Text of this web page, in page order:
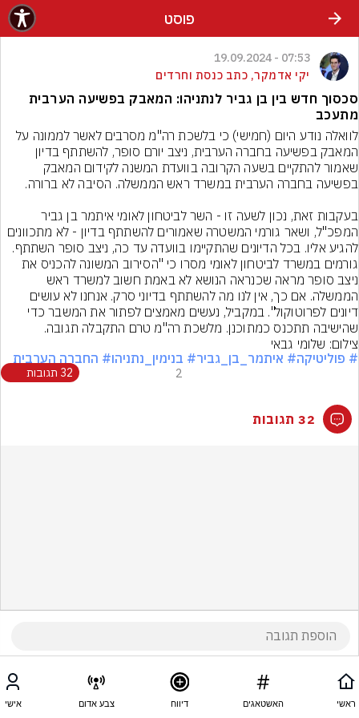
פוסט
07:53 - 19.09.2024
יקי אדמקר, כתב כנסת וחרדים
סכסוך חדש בין בן גביר לנתניהו: המאבק בפשיעה הערבית
מתעכב
בעקבות זאת, נכון לשעה זו - השר לביטחון לאומי איתמר בן גביר
להגיע אליו. בכל הדיונים שהתקיימו בוועדה עד כה, ניצב סופר השתתף.
גורמים במשרד לביטחון לאומי מסרו כי "הסירוב המשונה להכניס את
שהישיבה תתכנס כמתוכנן. מלשכת רה"מ טרם התקבלה תגובה.
צילום: שלומי גבאי
# פוליטיקה# איתמר_בן_גביר# בנימין_נתניהו# החברה הערבית
2 32 תגובות
32 תגובות
ראשי האשטאגים דיווח צבע אדום אישי